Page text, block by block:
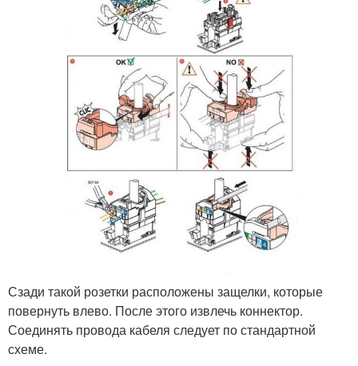
Сзади такой розетки расположены защелки, которые
повернуть влево. После этого извлечь коннектор.
Соединять провода кабеля следует по стандартной
схеме.